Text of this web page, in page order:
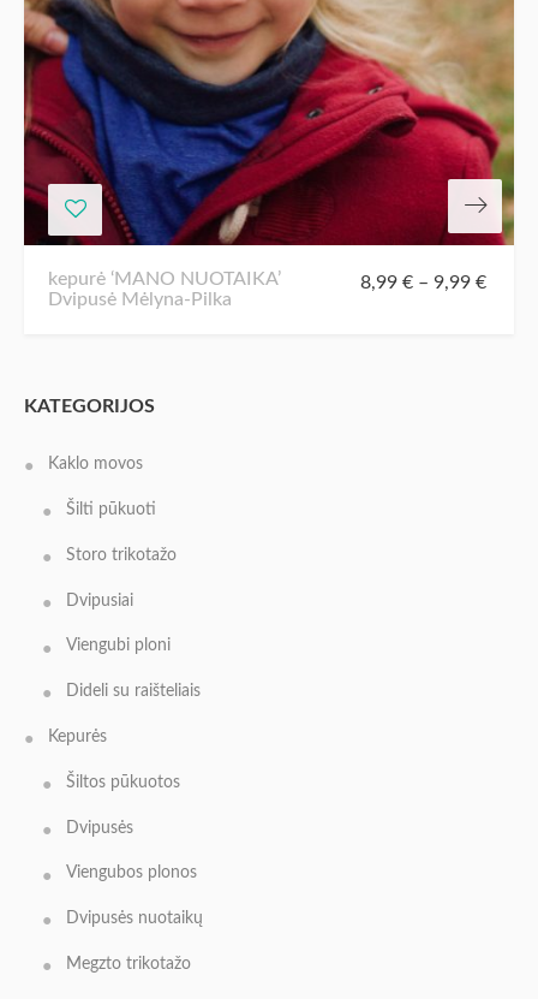
kepurė ‘MANO NUOTAIKA’
Dvipusė Mėlyna-Pilka
8,99 €– 9,99 €
KATEGORIJOS
Kaklo movos
Šilti pūkuoti
Storo trikotažo
Dvipusiai
Viengubi ploni
Dideli su raišteliais
Kepurės
Šiltos pūkuotos
Dvipusės
Viengubos plonos
Dvipusės nuotaikų
Megzto trikotažo